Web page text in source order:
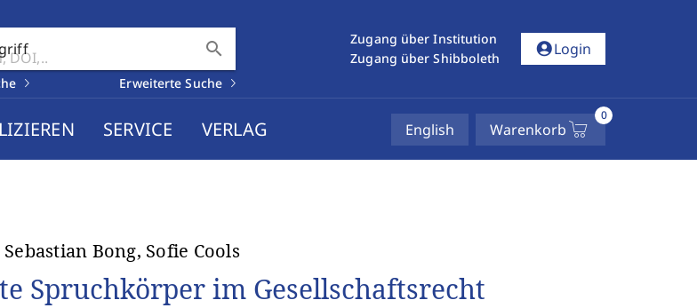
search
Erweiterte Suche
Zugang über Institution
Zugang über Shibboleth
account_circleLogin
SERVICE VERLAG English Warenkorb
0
Bong, Sofie Cools
Spruchkörper im Gesellschaftsrecht